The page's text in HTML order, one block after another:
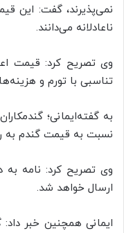
نمی‌پذیرند، گفت: این
ناعادلانه می‌دانند.
وی تصریح کرد: قیمت
تناسبی با تورم و
به گفته‌ایمانی؛
نسبت به قیمت گندم به
وی تصریح کرد: نامه
ارسال خواهد شد.
ایمانی همچنین خبر